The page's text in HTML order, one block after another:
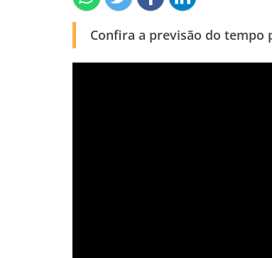
Confira a previsão do tempo